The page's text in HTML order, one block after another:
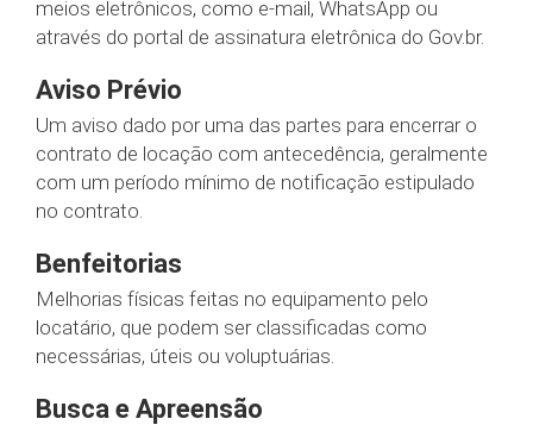
meios eletrônicos, como e-mail, WhatsApp ou
através do portal de assinatura eletrônica do Gov.br.
Aviso Prévio
Um aviso dado por uma das partes para encerrar o
contrato de locação com antecedência, geralmente
com um período mínimo de notificação estipulado
no contrato.
Benfeitorias
Melhorias físicas feitas no equipamento pelo
locatário, que podem ser classificadas como
necessárias, úteis ou voluptuárias.
Busca e Apreensão